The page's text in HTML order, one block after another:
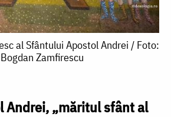
al Sfântului Apostol Andrei / Foto:
Bogdan Zamfirescu
Andrei, „măritul sfânt al